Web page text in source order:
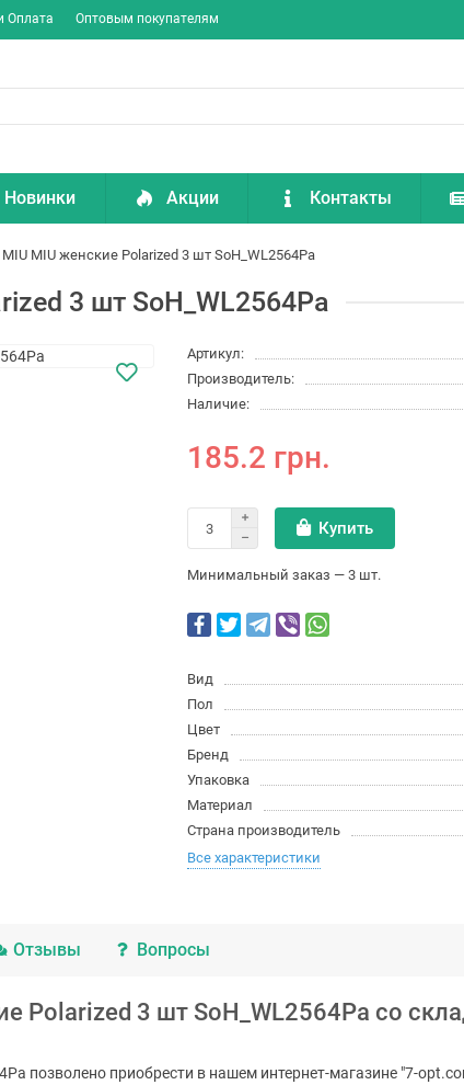
Оплата Оптовым покупателям
Новинки Акции Контакты
MIU женские Polarized 3 шт SoH_WL2564Pa
3 шт SoH_WL2564Pa
Артикул:
Производитель:
Наличие:
185.2 грн.
Купить
Минимальный заказ — 3 шт.
Вид
Пол
Цвет
Бренд
Упаковка
Материал
Страна производитель
Все характеристики
Отзывы Вопросы
Polarized 3 шт SoH_WL2564Pa со
позволено приобрести в нашем интернет-магазине "7-